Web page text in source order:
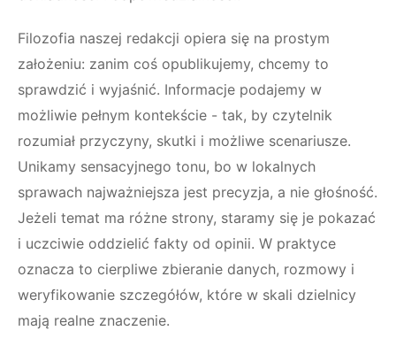
Filozofia naszej redakcji opiera się na prostym
założeniu: zanim coś opublikujemy, chcemy to
sprawdzić i wyjaśnić. Informacje podajemy w
możliwie pełnym kontekście - tak, by czytelnik
rozumiał przyczyny, skutki i możliwe scenariusze.
Unikamy sensacyjnego tonu, bo w lokalnych
sprawach najważniejsza jest precyzja, a nie głośność.
Jeżeli temat ma różne strony, staramy się je pokazać
i uczciwie oddzielić fakty od opinii. W praktyce
oznacza to cierpliwe zbieranie danych, rozmowy i
weryfikowanie szczegółów, które w skali dzielnicy
mają realne znaczenie.